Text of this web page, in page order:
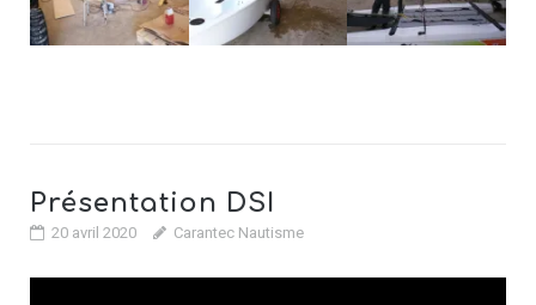
Présentation DSI
20 avril 2020 Carantec Nautisme